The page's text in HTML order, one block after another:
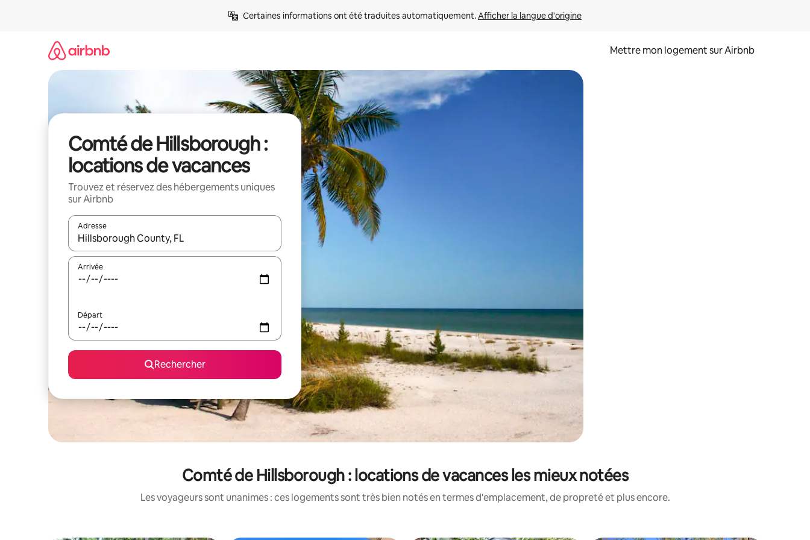
Certaines informations ont été traduites automatiquement. Afficher la langue d'origine
Mettre mon logement sur Airbnb
Comté de Hillsborough :
locations de vacances
Trouvez et réservez des hébergements uniques
sur Airbnb
Adresse
Lorsque les résultats s'affichent, utilisez les flèches vers le haut et vers le bas pour les parcourir ou en appuyant et en faisant glisser.
Arrivée
Départ
Rechercher
Comté de Hillsborough : locations de vacances les mieux notées
Les voyageurs sont unanimes : ces logements sont très bien notés en termes d'emplacement, de propreté et plus encore.